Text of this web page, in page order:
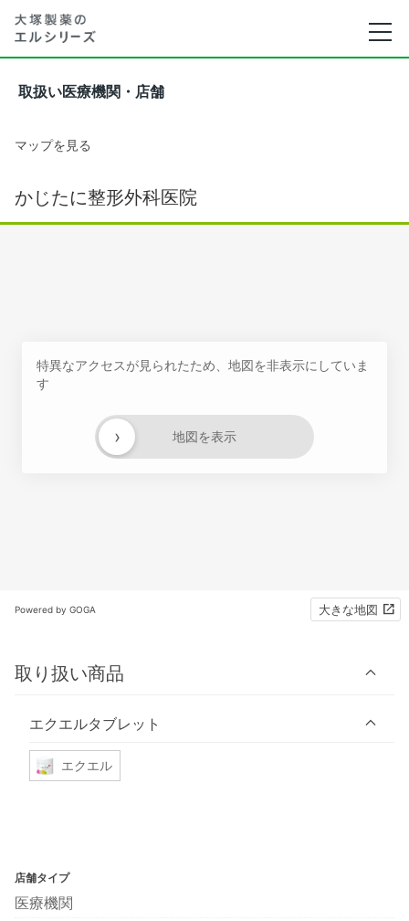
取扱い医療機関・店舗
マップを見る
かじたに整形外科医院
特異なアクセスが見られたため、地図を非表示にしていま
す
地図を表示
›
Powered by GOGA 大きな地図
取り扱い商品
エクエルタブレット
エクエル
店舗タイプ
医療機関